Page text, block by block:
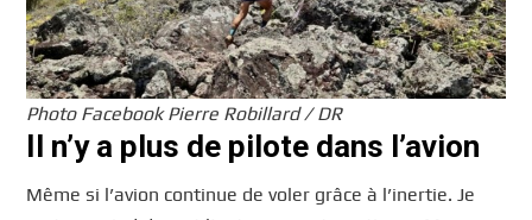
Photo Facebook Pierre Robillard / DR
Il n’y a plus de pilote dans l’avion
Même si l’avion continue de voler grâce à l’inertie. Je